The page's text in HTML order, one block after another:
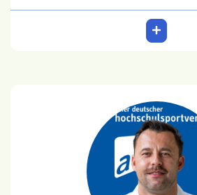
Nicki Neubauer
Trainer